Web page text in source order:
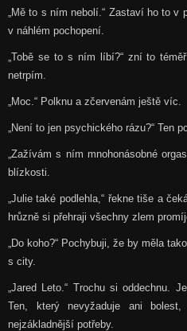
„Mě to s ním nebolí.“ Zastaví ho to v
v náhlém pochopení.
„Tobě se to s ním líbí?“ zní to
netrpím.
„Moc.“ Polknu a zčervenám ještě víc.
„Není to jen psychického rázu?“ Ten
„Zažívám s ním mnohonásobné
blízkosti.
„Julie také podlehla,“ řekne tiše a
hrůzně si přehraji všechny zlem
„Do koho?“ Pochybuji, že by měla
s city.
„Jared Leto.“ Trochu si oddechnu.
Ten, který nevyžaduje ani
nejzákladnější potřeby.